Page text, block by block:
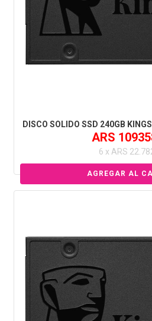
DISCO SOLIDO SSD 240GB
ARS
6 x ARS